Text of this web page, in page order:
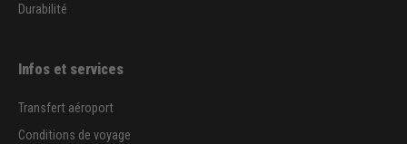
Durabilité
Infos et services
Transfert aéroport
Conditions de voyage